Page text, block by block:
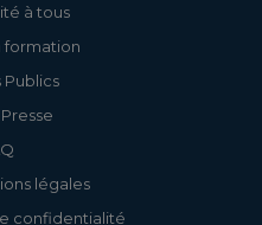
à tous
formation
Publics
légales
confidentialité